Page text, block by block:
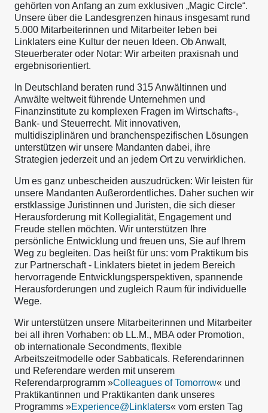
gehörten von Anfang an zum exklusiven „Magic Circle“.
Unsere über die Landesgrenzen hinaus insgesamt rund
5.000 Mitarbeiterinnen und Mitarbeiter leben bei
Linklaters eine Kultur der neuen Ideen. Ob Anwalt,
Steuerberater oder Notar: Wir arbeiten praxisnah und
ergebnisorientiert.
In Deutschland beraten rund 315 Anwältinnen und
Anwälte weltweit führende Unternehmen und
Finanzinstitute zu komplexen Fragen im Wirtschafts-,
Bank- und Steuerrecht. Mit innovativen,
multidisziplinären und branchenspezifischen Lösungen
unterstützen wir unsere Mandanten dabei, ihre
Strategien jederzeit und an jedem Ort zu verwirklichen.
Um es ganz unbescheiden auszudrücken: Wir leisten für
unsere Mandanten Außerordentliches. Daher suchen wir
erstklassige Juristinnen und Juristen, die sich dieser
Herausforderung mit Kollegialität, Engagement und
Freude stellen möchten. Wir unterstützen Ihre
persönliche Entwicklung und freuen uns, Sie auf Ihrem
Weg zu begleiten. Das heißt für uns: vom Praktikum bis
zur Partnerschaft - Linklaters bietet in jedem Bereich
hervorragende Entwicklungsperspektiven, spannende
Herausforderungen und zugleich Raum für individuelle
Wege.
Wir unterstützen unsere Mitarbeiterinnen und Mitarbeiter
bei all ihren Vorhaben: ob LL.M., MBA oder Promotion,
ob internationale Secondments, flexible
Arbeitszeitmodelle oder Sabbaticals. Referendarinnen
und Referendare werden mit unserem
Referendarprogramm »Colleagues of Tomorrow« und
Praktikantinnen und Praktikanten dank unseres
Programms »Experience@Linklaters« vom ersten Tag